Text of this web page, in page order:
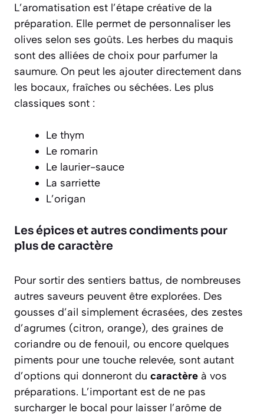
L’aromatisation est l’étape créative de la
préparation. Elle permet de personnaliser les
olives selon ses goûts. Les herbes du maquis
sont des alliées de choix pour parfumer la
saumure. On peut les ajouter directement dans
les bocaux, fraîches ou séchées. Les plus
classiques sont :
Le thym
Le romarin
Le laurier-sauce
La sarriette
L’origan
Les épices et autres condiments pour
plus de caractère
Pour sortir des sentiers battus, de nombreuses
autres saveurs peuvent être explorées. Des
gousses d’ail simplement écrasées, des zestes
d’agrumes (citron, orange), des graines de
coriandre ou de fenouil, ou encore quelques
piments pour une touche relevée, sont autant
d’options qui donneront du caractère à vos
préparations. L’important est de ne pas
surcharger le bocal pour laisser l’arôme de